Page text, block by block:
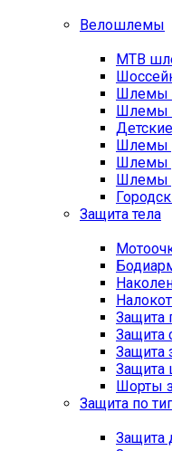
Велошлемы
MTB
Шлемы
Шлемы
Шлемы
Шлемы
Шлемы
Защита тела
Защита
Защита
Защита
Защита
Шорты
Защита по
Защита